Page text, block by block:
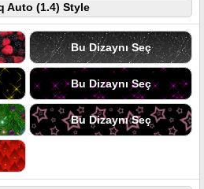
Auto (1.4) Style
Bu Dizaynı Seç
Bu Dizaynı Seç
Bu Dizaynı Seç